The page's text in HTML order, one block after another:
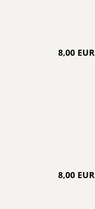
8,00 EUR
8,00 EUR